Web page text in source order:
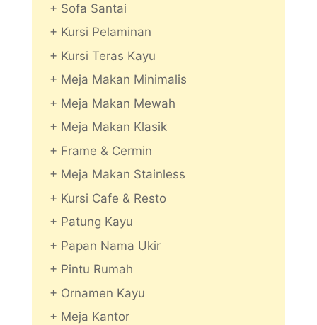
+ Sofa Santai
+ Kursi Pelaminan
+ Kursi Teras Kayu
+ Meja Makan Minimalis
+ Meja Makan Mewah
+ Meja Makan Klasik
+ Frame & Cermin
+ Meja Makan Stainless
+ Kursi Cafe & Resto
+ Patung Kayu
+ Papan Nama Ukir
+ Pintu Rumah
+ Ornamen Kayu
+ Meja Kantor